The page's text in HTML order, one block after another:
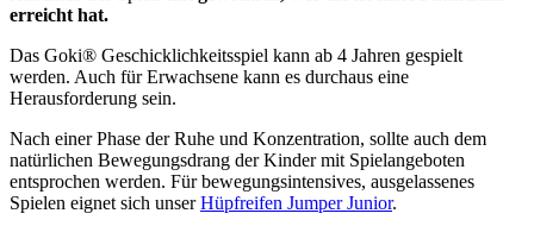
erreicht hat.
Das Goki® Geschicklichkeitsspiel kann ab 4 Jahren gespielt
werden. Auch für Erwachsene kann es durchaus eine
Herausforderung sein.
Nach einer Phase der Ruhe und Konzentration, sollte auch dem
natürlichen Bewegungsdrang der Kinder mit Spielangeboten
entsprochen werden. Für bewegungsintensives, ausgelassenes
Spielen eignet sich unserHüpfreifen Jumper Junior.